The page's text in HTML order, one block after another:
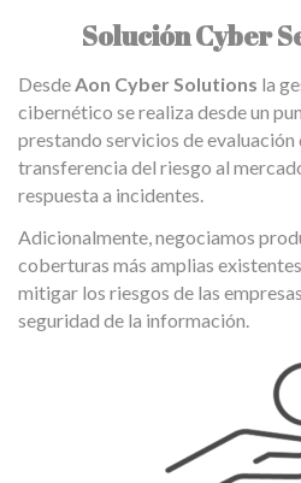
Solución Cyber
DesdeAon Cyber Solutions la
cibernético se realiza desde un
prestando servicios de
transferencia del riesgo al
respuesta a incidentes.
Adicionalmente, negociamos
coberturas más amplias
mitigar los riesgos de las
seguridad de la información.